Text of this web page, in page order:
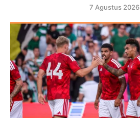
7 Agustus 2026